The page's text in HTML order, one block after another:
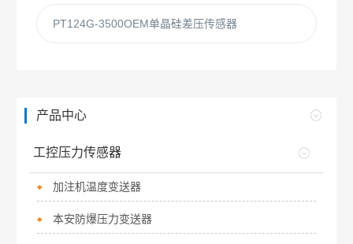
PT124G-3500OEM单晶硅差压传感器
产品中心
工控压力传感器
加注机温度变送器
本安防爆压力变送器